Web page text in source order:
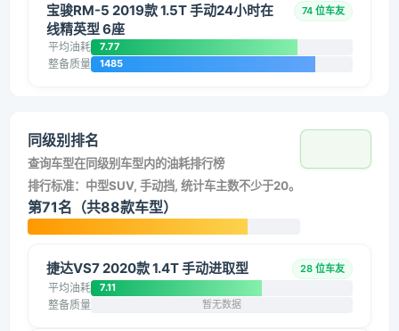
宝骏RM-5 2019款 1.5T 手动24小时在
线精英型 6座
74 位车友
平均油耗 7.77
整备质量 1485
同级别排名
查询车型在同级别车型内的油耗排行榜
排行标准：中型SUV, 手动挡, 统计车主数不少于20。
第71名（共88款车型）
捷达VS7 2020款 1.4T 手动进取型 28 位车友
平均油耗 7.11
整备质量 暂无数据